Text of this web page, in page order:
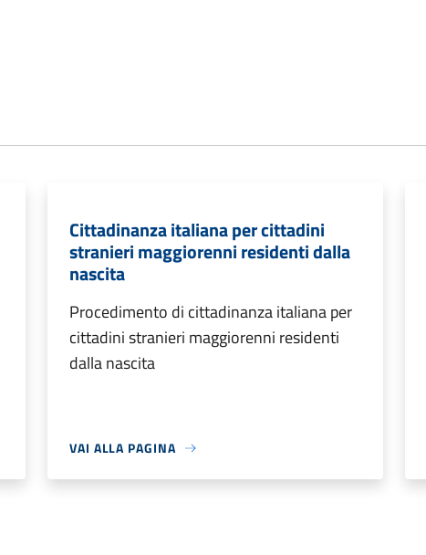
Cittadinanza italiana per cittadini
stranieri maggiorenni residenti dalla
nascita
Procedimento di cittadinanza italiana per
cittadini stranieri maggiorenni residenti
dalla nascita
VAI ALLA PAGINA